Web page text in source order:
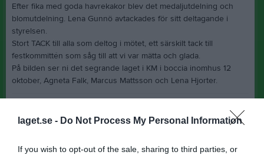
laget.se - Do Not Process My Personal Information
If you wish to opt-out of the sale, sharing to third parties, or
Efter fika med goda havrekakor blev det medaljutdelning och
blomutdelning. Lena Gunnö avtackades för sitt deltagande i
styrelsen.
Stort TACK till alla som deltog i mötet, ett särskilt tack till
festkommittén som såg till att vi var mätta och glada.
På bilden ser ni det segrande laget i KM i boccia inomhus 12
oktober, Agneta Falk, Marcus Mattsson och Lena Hjorter.